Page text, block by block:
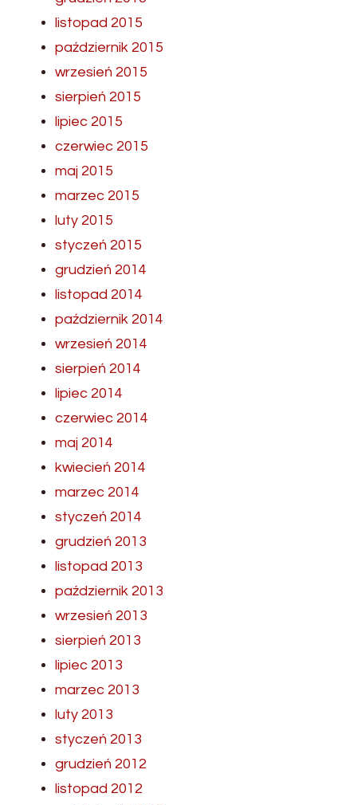
listopad 2015
październik 2015
wrzesień 2015
sierpień 2015
lipiec 2015
czerwiec 2015
maj 2015
marzec 2015
luty 2015
styczeń 2015
grudzień 2014
listopad 2014
październik 2014
wrzesień 2014
sierpień 2014
lipiec 2014
czerwiec 2014
maj 2014
kwiecień 2014
marzec 2014
styczeń 2014
grudzień 2013
listopad 2013
październik 2013
wrzesień 2013
sierpień 2013
lipiec 2013
marzec 2013
luty 2013
styczeń 2013
grudzień 2012
listopad 2012